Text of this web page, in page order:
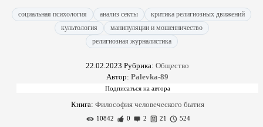
социальная психология анализ секты
критика религиозных движений
культология
манипуляции и мошенничество
религиозная журналистика
22.02.2023 Рубрика: Общество
Автор: Palevka-89
Книга: Философия человеческого бытия
10842 0 2 21 524